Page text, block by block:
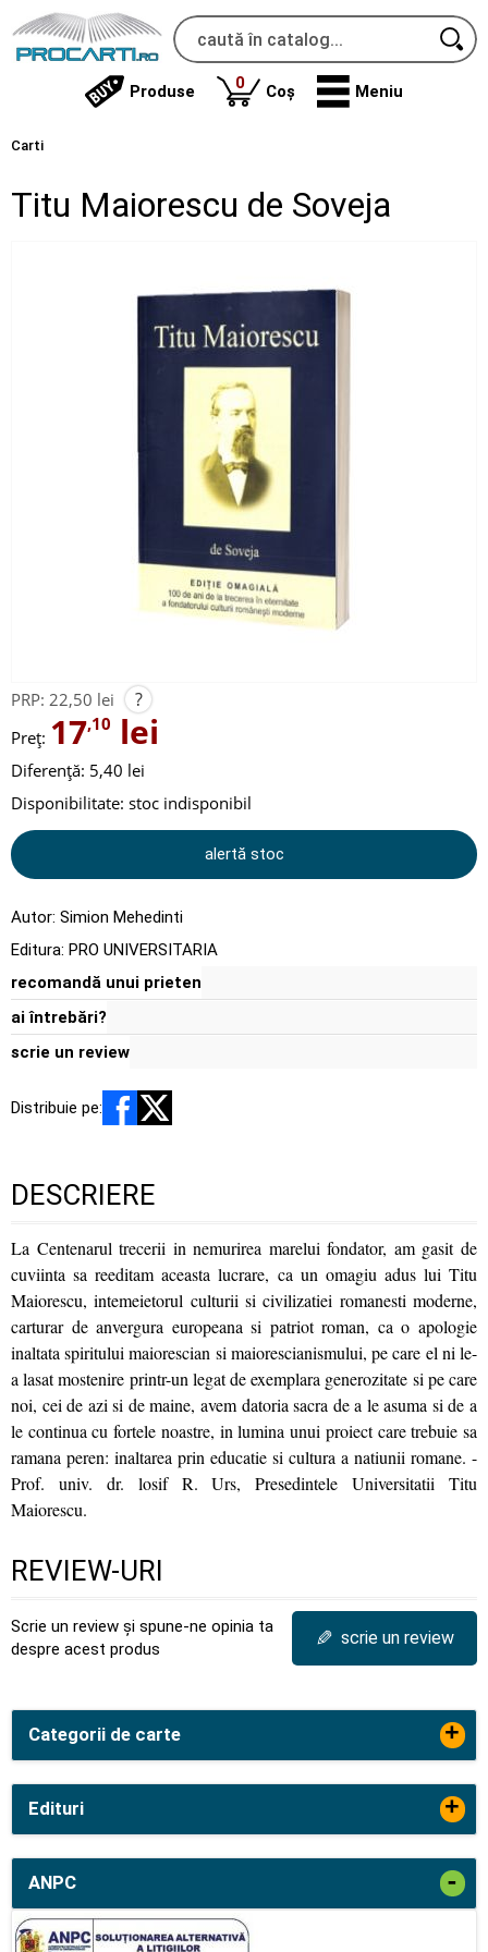
Produse 0produse
Coș Meniu
Carti
Categorii de carte +
Edituri +
ANPC -
Titu Maiorescu de Soveja
PRP: 22,50 lei ?
Preț: 17,10 lei
Diferență: 5,40 lei
Disponibilitate: stoc indisponibil
alertă stoc
Autor: Simion Mehedinti
Editura: PRO UNIVERSITARIA
recomandă unui prieten
ai întrebări?
scrie un review
Distribuie pe:
DESCRIERE
La Centenarul trecerii in nemurirea marelui fondator, am gasit de
cuviinta sa reeditam aceasta lucrare, ca un omagiu adus lui Titu
Maiorescu, intemeietorul culturii si civilizatiei romanesti moderne,
carturar de anvergura europeana si patriot roman, ca o apologie
inaltata spiritului maiorescian si maiorescianismului, pe care el ni le-
a lasat mostenire printr-un legat de exemplara generozitate si pe care
noi, cei de azi si de maine, avem datoria sacra de a le asuma si de a
le continua cu fortele noastre, in lumina unui proiect care trebuie sa
ramana peren: inaltarea prin educatie si cultura a natiunii romane. -
Prof. univ. dr. losif R. Urs, Presedintele Universitatii Titu
Maiorescu.
REVIEW-URI
Scrie un review și spune-ne opinia ta
despre acest produs
✎ scrie un review